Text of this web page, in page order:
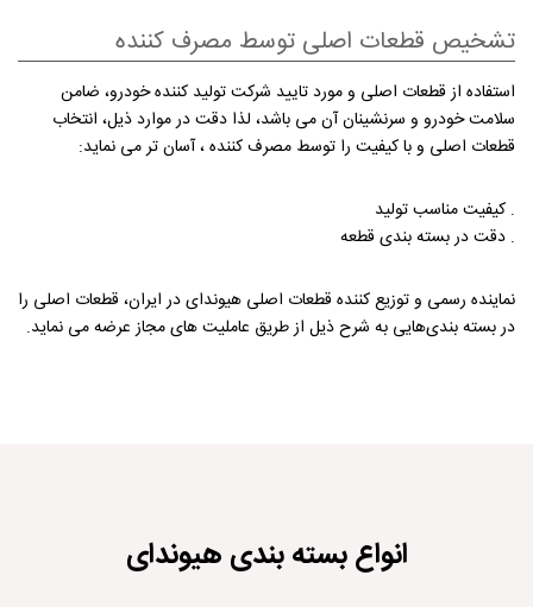
تشخیص قطعات اصلی توسط مصرف كننده
استفاده از قطعات اصلی و مورد تایید شركت تولید كننده خودرو، ضامن
سلامت خودرو و سرنشینان آن می باشد، ‌لذا دقت در موارد ذیل، انتخاب
قطعات اصلی و با كیفیت را توسط مصرف كننده ، آسان تر می نماید:
. كیفیت مناسب تولید
. دقت در بسته بندی قطعه
نماینده رسمی و توزیع کننده قطعات اصلی هیوندای در ایران، قطعات اصلی را
در بسته بندی‌هایی به شرح ذیل از طریق عاملیت های مجاز عرضه می نماید.
انواع بسته بندی هیوندای